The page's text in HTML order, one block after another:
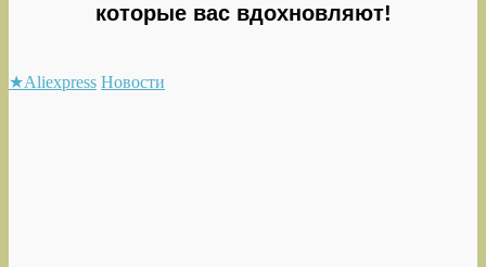
которые вас вдохновляют!
★Aliexpress Новости